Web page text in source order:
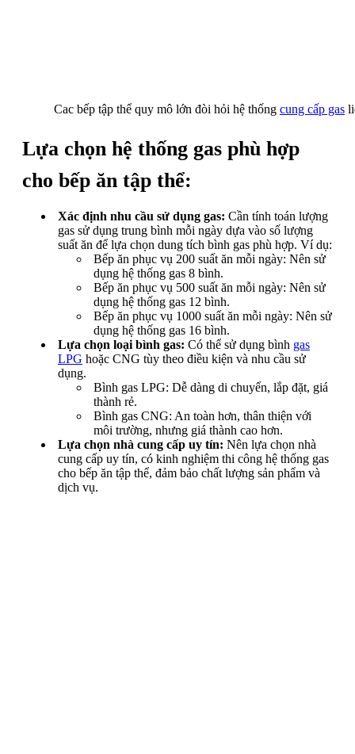
Cac bếp tập thể quy mô lớn đòi hỏi hệ thống cung cấp gas
Lựa chọn hệ thống gas phù hợp
cho bếp ăn tập thể:
Xác định nhu cầu sử dụng gas: Cần tính toán lượng
gas sử dụng trung bình mỗi ngày dựa vào số lượng
suất ăn để lựa chọn dung tích bình gas phù hợp. Ví dụ:
Bếp ăn phục vụ 200 suất ăn mỗi ngày: Nên sử
dụng hệ thống gas 8 bình.
Bếp ăn phục vụ 500 suất ăn mỗi ngày: Nên sử
dụng hệ thống gas 12 bình.
Bếp ăn phục vụ 1000 suất ăn mỗi ngày: Nên sử
dụng hệ thống gas 16 bình.
Lựa chọn loại bình gas: Có thể sử dụng bình gas
LPG hoặc CNG tùy theo điều kiện và nhu cầu sử
dụng.
Bình gas LPG: Dễ dàng di chuyển, lắp đặt, giá
thành rẻ.
Bình gas CNG: An toàn hơn, thân thiện với
môi trường, nhưng giá thành cao hơn.
Lựa chọn nhà cung cấp uy tín: Nên lựa chọn nhà
cung cấp uy tín, có kinh nghiệm thi công hệ thống gas
cho bếp ăn tập thể, đảm bảo chất lượng sản phẩm và
dịch vụ.